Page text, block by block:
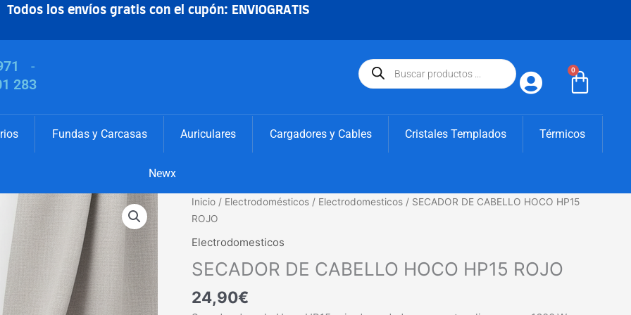
Todos los envíos gratis con el cupón: ENVIOGRATIS
-
283
Búsqueda
de
productos
0
Fundas y Carcasas Auriculares Cargadores y Cables Cristales Templados Térmicos
Newx
Inicio / Electrodomésticos / Electrodomesticos / SECADOR DE CABELLO HOCO HP15
ROJO
Electrodomesticos
SECADOR DE CABELLO HOCO HP15 ROJO
24,90€
SECADOR
DE
HP15
cantidad